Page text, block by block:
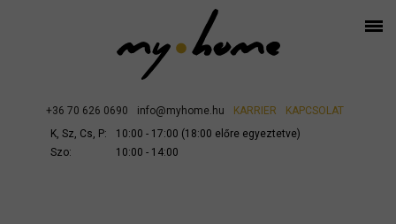
+36 70 626 0690 info@myhome.hu KARRIER
KAPCSOLAT
K, Sz, Cs, P:
10:00 - 17:00 (18:00 előre egyeztetve)
Szo:
10:00 - 14:00